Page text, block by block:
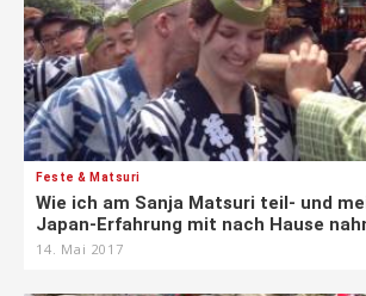
Feste & Matsuri
Wie ich am Sanja Matsuri teil- und
Japan-Erfahrung mit nach Hause
14. Mai 2017